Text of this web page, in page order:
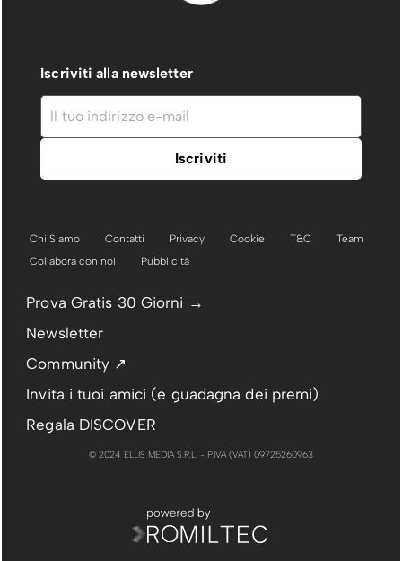
Iscriviti alla newsletter
Chi Siamo Contatti Privacy Cookie T&C
Team
Collabora con noi
Pubblicità
Prova Gratis 30 Giorni →
Newsletter
Community ↗
Invita i tuoi amici (e guadagna dei premi)
Regala DISCOVER
© 2024 ELLIS MEDIA S.R.L. - P.IVA (VAT) 09725260963